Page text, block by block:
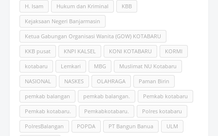
H. Isam Hukum dan Kriminal KBB
Kejaksaan Negeri Banjarmasin
Ketua Gabungan Organisasi Wanita (GOW) KOTABARU
KKB pusat KNPI KALSEL KONI KOTABARU KORMI
kotabaru Lemkari MBG Muslimat NU Kotabaru
NASIONAL NASKES OLAHRAGA Paman Birin
pemkab balangan pemkab balangan. Pemkab kotabaru
Pemkab kotabaru. Pemkabkotabaru. Polres kotabaru
PolresBalangan POPDA PT Bangun Banua ULM